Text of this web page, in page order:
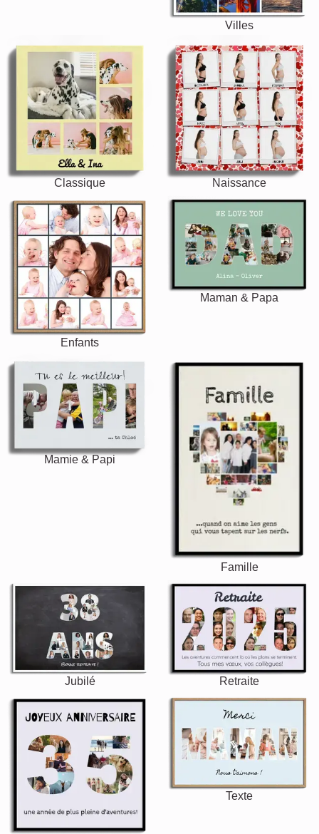
Villes
Classique Naissance
Enfants
Maman & Papa
Mamie & Papi
Famille
Jubilé Retraite
Texte